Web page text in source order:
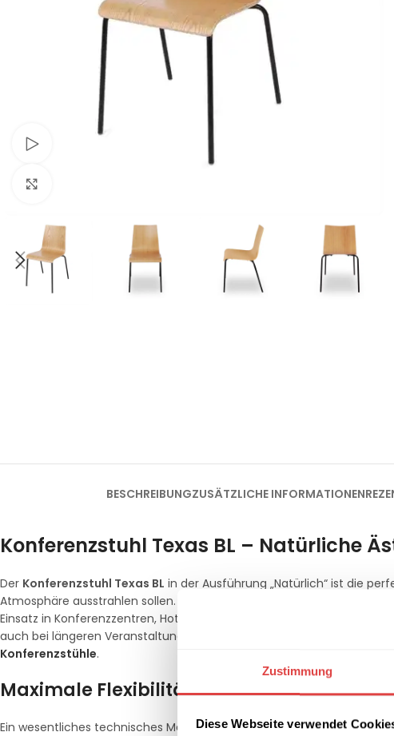
Zustimmung
Diese Webseite verwendet
BESCHREIBUNGZUSÄTZLICHE INFORMATIONEN
Konferenzstuhl Texas BL – Natürliche
Der Konferenzstuhl Texas BL in der Ausführung „Natürlich“ ist die
Atmosphäre ausstrahlen sollen. Dieses Modell kombiniert zeitloses
Einsatz in Konferenzzentren, Hotels ve modernen Büros entwickelt
auch bei längeren Veranstaltungen einen hervorragenden Komfort.
Konferenzstühle.
Maximale Flexibilität durch praktische
Ein wesentliches technisches Merkmal des Modells Texas BL ist die